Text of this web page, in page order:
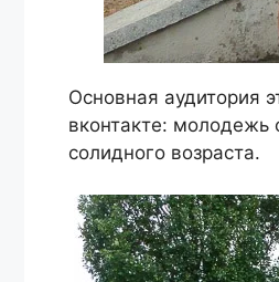
Основная аудитория
вконтакте: молодежь
солидного возраста.